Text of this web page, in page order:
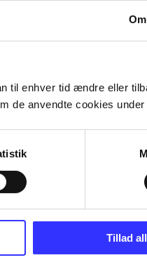
Om
til enhver tid ændre eller
de anvendte cookies under
Tillad